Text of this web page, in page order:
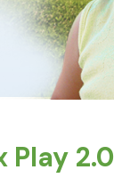
Play 2.0